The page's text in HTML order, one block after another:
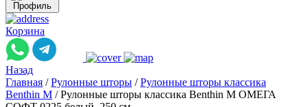
Профиль
Корзина
Назад
Главная / Рулонные шторы / Рулонные шторы классика
Benthin M / Рулонные шторы классика Benthin M ОМЕГА